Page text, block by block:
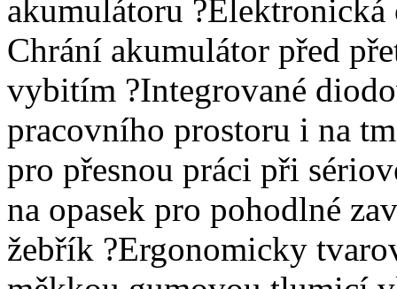
akumulátoru
Chrání akumulátor před
vybitím ?Integrované
pracovního prostoru i na
pro přesnou práci při
na opasek pro pohodlné
žebřík ?Ergonomicky